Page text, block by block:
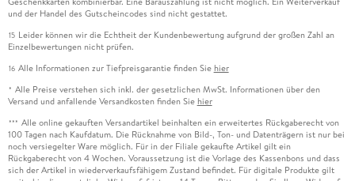
und der Handel des Gutscheincodes sind nicht gestattet.
15 Leider können wir die Echtheit der Kundenbewertung aufgrund der großen Zahl an
Einzelbewertungen nicht prüfen.
16 Alle Informationen zur Tiefpreisgarantie finden Sie hier
* Alle Preise verstehen sich inkl. der gesetzlichen MwSt. Informationen über den
Versand und anfallende Versandkosten finden Sie hier
*** Alle online gekauften Versandartikel beinhalten ein erweitertes Rückgaberecht von
100 Tagen nach Kaufdatum. Die Rücknahme von Bild-, Ton- und Datenträgern ist nur bei
noch versiegelter Ware möglich. Für in der Filiale gekaufte Artikel gilt ein
Rückgaberecht von 4 Wochen. Voraussetzung ist die Vorlage des Kassenbons und dass
sich der Artikel in wiederverkaufsfähigem Zustand befindet. Für digitale Produkte gilt